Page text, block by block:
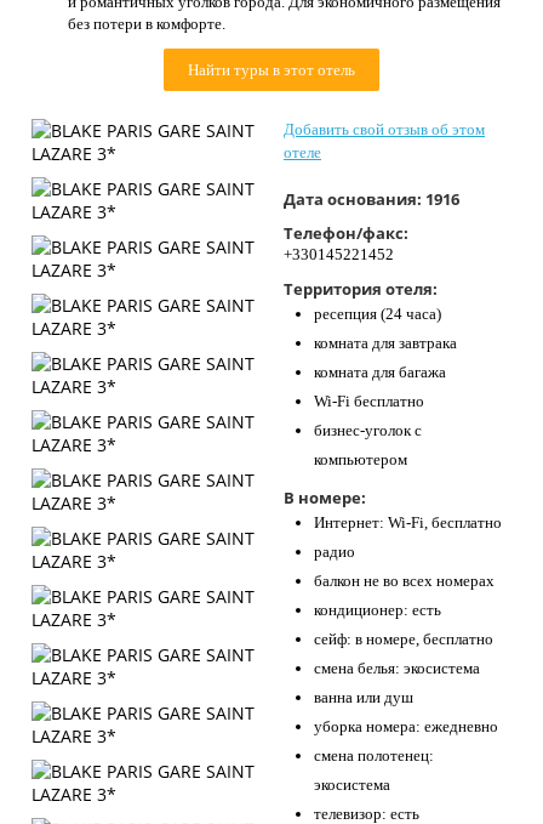
О насбез потери в комфорте.
Найти туры в этот отель
Добавить свой отзыв об этом
отеле
Дата основания: 1916
Телефон/факс:
+330145221452
Территория отеля:
ресепция (24 часа)
комната для завтрака
комната для багажа
Wi-Fi бесплатно
бизнес-уголок с
компьютером
В номере:
Интернет: Wi-Fi, бесплатно
радио
балкон не во всех номерах
кондиционер: есть
сейф: в номере, бесплатно
смена белья: экосистема
ванна или душ
уборка номера: ежедневно
смена полотенец:
экосистема
телевизор: есть